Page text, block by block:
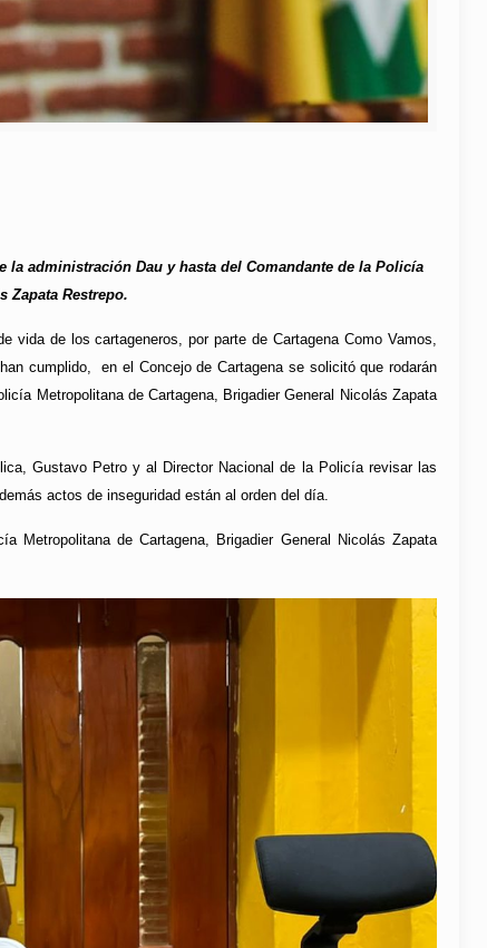
administración Dau y hasta del Comandante de la Policía
Zapata Restrepo.
vida de los cartageneros, por parte de Cartagena Como Vamos,
cumplido, en el Concejo de Cartagena se solicitó que rodarán
Metropolitana de Cartagena, Brigadier General Nicolás Zapata
Gustavo Petro y al Director Nacional de la Policía revisar las
actos de inseguridad están al orden del día.
Metropolitana de Cartagena, Brigadier General Nicolás Zapata